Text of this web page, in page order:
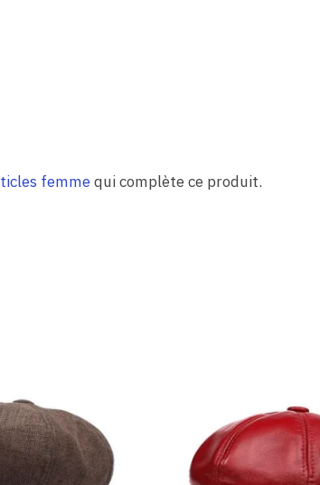
femmequi complète ce produit.